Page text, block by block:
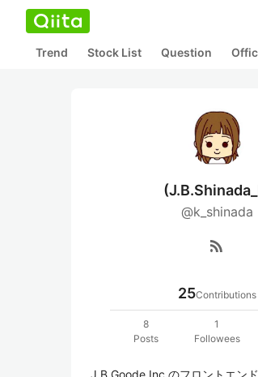
Trend Stock List Question
@k_shinada
rss_feed
25Contributions
8
Posts
1
Followees
J.B.Goode Inc.のフロントエン